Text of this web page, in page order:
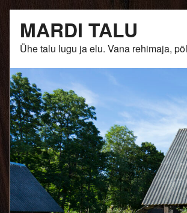
content
MARDI TALU
Ühe talu lugu ja elu. Vana rehimaja,